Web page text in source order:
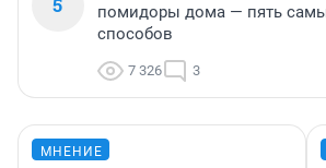
5
помидоры дома — пять
способов
7 326 3
МНЕНИЕ